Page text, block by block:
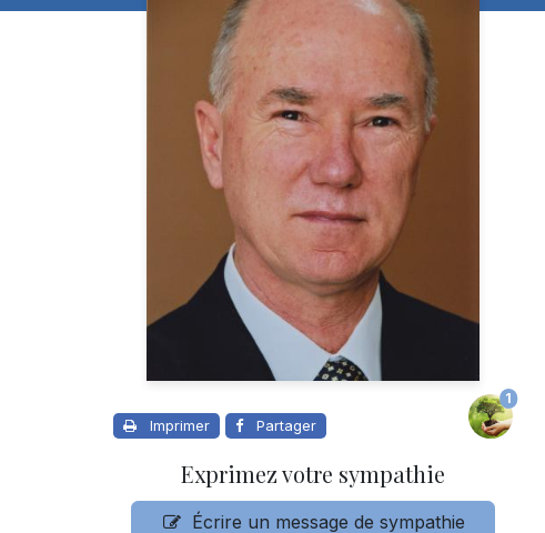
Imprimer Partager
1
Exprimez votre sympathie
Écrire un message de sympathie